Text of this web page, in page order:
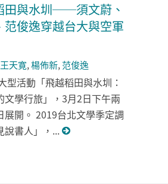
田與水圳──須文蔚、
俊逸穿越台大與空軍
王天寛,楊佈新,范俊逸
型活動「飛越稻田與水圳：
文學行旅」，3月2日下午兩
開。 2019台北文學季定調
說書人」，...